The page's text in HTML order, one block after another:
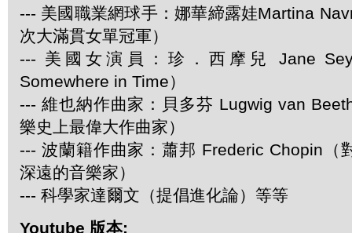
--- 美國職業網球手：娜華締露娃Martina
次大滿貫女單冠軍）
--- 美國女演員：珍．西摩兒 Jane
Somewhere in Time）
--- 維也納作曲家：貝多芬 Lugwig van
樂史上最偉大作曲家）
--- 波蘭籍作曲家：蕭邦 Frederic Chopin（
深遠的音樂家）
--- 科學家達爾文（提倡進化論）等等
Youtube 版本: